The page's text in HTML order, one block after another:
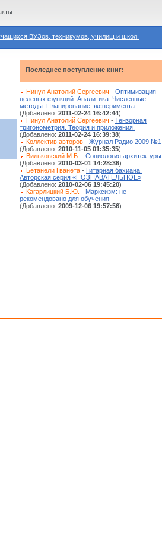
ВУЗов, техникумов, училищ и школ.
Последнее поступление книг:
Нинул Анатолий Сергеевич - Оптимизация
целевых функций. Аналитика. Численные
методы. Планирование эксперимента.
(Добавлено: 2011-02-24 16:42:44)
Нинул Анатолий Сергеевич - Тензорная
тригонометрия. Теория и приложения.
(Добавлено: 2011-02-24 16:39:38)
Коллектив авторов - Журнал Радио 2009 №1
(Добавлено: 2010-11-05 01:35:35)
Вильковский М.Б. - Социология архитектуры
(Добавлено: 2010-03-01 14:28:36)
Бетанели Гванета - Гитарная бахиана.
Авторская серия «ПОЗНАВАТЕЛЬНОЕ»
(Добавлено: 2010-02-06 19:45:20)
Кагарлицкий Б.Ю. - Марксизм: не
рекомендовано для обучения
(Добавлено: 2009-12-06 19:57:56)